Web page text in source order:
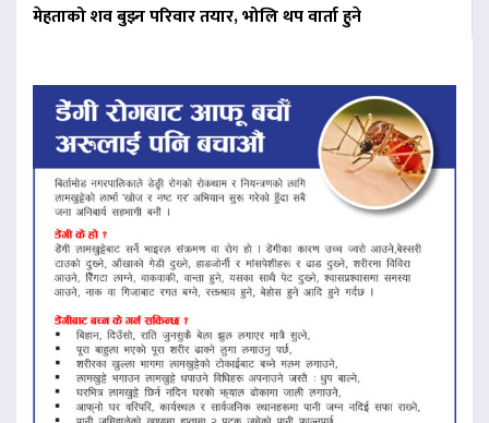
मेहताको शव बुझ्न परिवार तयार, भोलि थप वार्ता हुने